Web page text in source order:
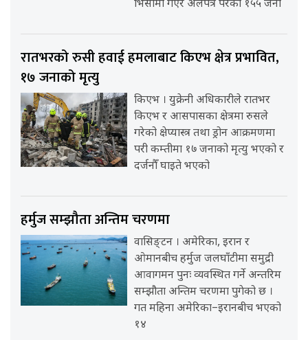
भिसामा गएर अलपत्र परेका १५५ जना
रातभरको रुसी हवाई हमलाबाट किएभ क्षेत्र प्रभावित,
१७ जनाको मृत्यु
किएभ । युक्रेनी अधिकारीले रातभर
किएभ र आसपासका क्षेत्रमा रुसले
गरेको क्षेप्यास्त्र तथा ड्रोन आक्रमणमा
परी कम्तीमा १७ जनाको मृत्यु भएको र
दर्जनौँ घाइते भएको
हर्मुज सम्झौता अन्तिम चरणमा
वासिङ्टन । अमेरिका, इरान र
ओमानबीच हर्मुज जलघाँटीमा समुद्री
आवागमन पुनः व्यवस्थित गर्ने अन्तरिम
सम्झौता अन्तिम चरणमा पुगेको छ ।
गत महिना अमेरिका–इरानबीच भएको
१४